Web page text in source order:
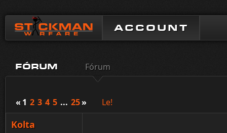
ACCOUNT
FÓRUM Fórum
« 1 2 3 4 5 ... 25» Le!
Kolta